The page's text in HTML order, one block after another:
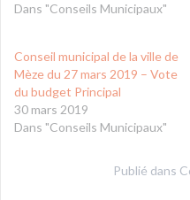
Dans "Conseils Municipaux"
Conseil municipal de la ville de
Mèze du 27 mars 2019 – Vote
du budget Principal
30 mars 2019
Dans "Conseils Municipaux"
Publié dans